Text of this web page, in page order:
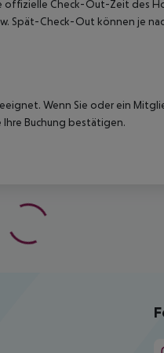
Check-Out-Zeit des
Spät-Check-Out können je
Wenn Sie oder ein
Ihre Buchung bestätigen.